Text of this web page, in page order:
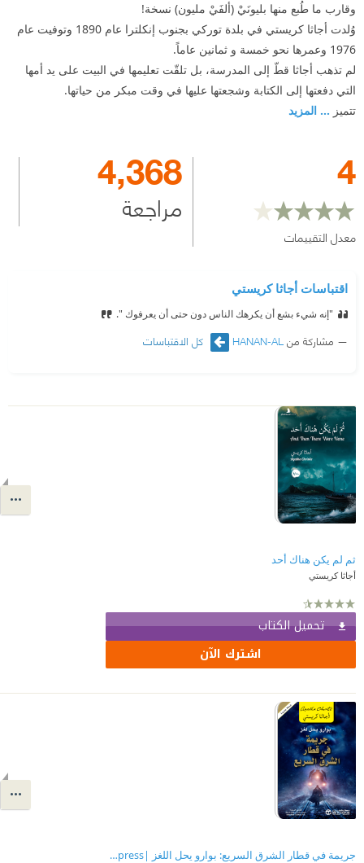
وقارب ما طُبع منها بليونَيْ (ألفَيْ مليون) نسخة!
وُلدت أجاثا كريستي في بلدة توركي بجنوب إنكلترا عام 1890 وتوفيت عام
1976 وعمرها نحو خمسة و ثمانين عاماً.
لم تذهب أجاثا قطّ إلى المدرسة، بل تلقّت تعليمها في البيت على يد أمها
التي دفعتها إلى الكتابة وشجعتها عليها في وقت مبكر من حياتها.
تتميز ... المزيد
4
معدل التقييمات
4,368
مراجعة
اقتباسات أجاثا كريستي
"إنه شيء بشع أن يكرهك الناس دون حتى أن يعرفوك ".
مشاركة منHANAN-AL كل الاقتباسات
ثم لم يكن هناك أحد
أجاثا كريستي
تحميل الكتاب
اشترك الآن
جريمة في قطار الشرق السريع: بوارو يحل اللغز |Murder on the Orient Express